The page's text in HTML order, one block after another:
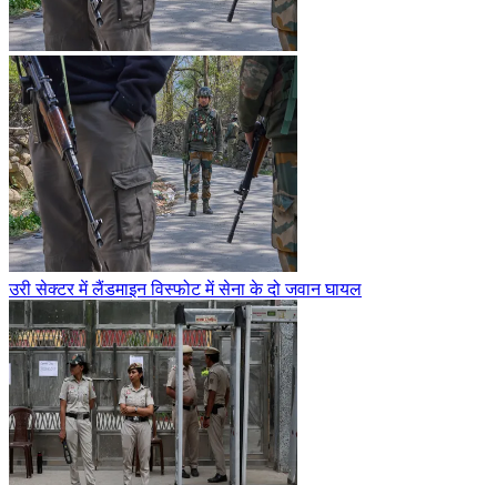
उरी सेक्टर में लैंडमाइन विस्फोट में सेना के दो जवान घायल